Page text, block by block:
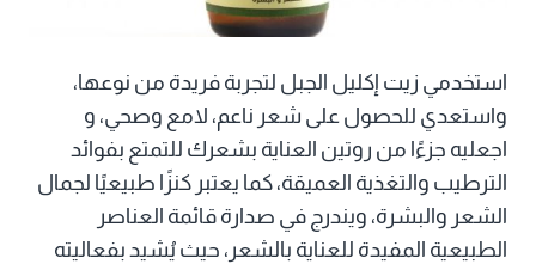
استخدمي زيت إكليل الجبل لتجربة فريدة من نوعها،
واستعدي للحصول على شعر ناعم، لامع وصحي، و
اجعليه جزءًا من روتين العناية بشعرك للتمتع بفوائد
الترطيب والتغذية العميقة، كما يعتبر كنزًا طبيعيًا لجمال
الشعر والبشرة، ويندرج في صدارة قائمة العناصر
الطبيعية المفيدة للعناية بالشعر، حيث يُشيد بفعاليته